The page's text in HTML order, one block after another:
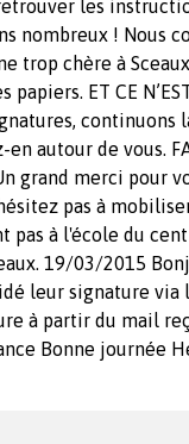
les
nombreux ! Nous
chère à
ET CE
continuons
autour de vous.
grand merci pour
pas à
pas à l'école du
19/03/2015
leur signature via
à partir du mail
Bonne journée